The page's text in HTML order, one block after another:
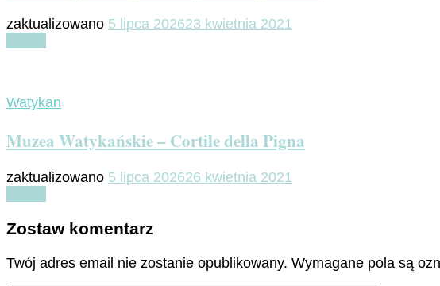
zaktualizowano 5 lipca 202623 kwietnia 2021
Watykan
Muzea Watykańskie – Cortile della Pigna
zaktualizowano 5 lipca 202626 kwietnia 2021
Zostaw komentarz
Twój adres email nie zostanie opublikowany. Wymagane pola są